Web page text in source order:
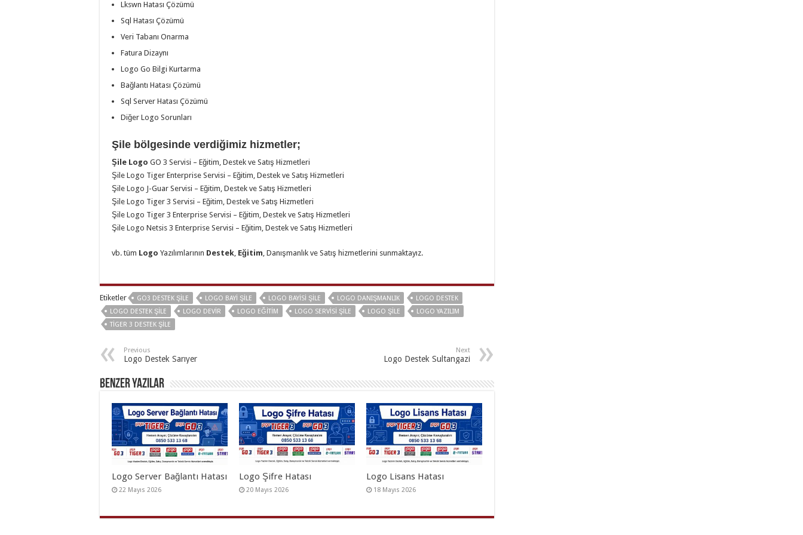
Lkswn Hatası Çözümü
Sql Hatası Çözümü
Veri Tabanı Onarma
Fatura Dizaynı
Logo Go Bilgi Kurtarma
Bağlantı Hatası Çözümü
Sql Server Hatası Çözümü
Diğer Logo Sorunları
Şile bölgesinde verdiğimiz hizmetler;
Şile Logo GO 3 Servisi – Eğitim, Destek ve Satış Hizmetleri
Şile Logo Tiger Enterprise Servisi – Eğitim, Destek ve Satış Hizmetleri
Şile Logo J-Guar Servisi – Eğitim, Destek ve Satış Hizmetleri
Şile Logo Tiger 3 Servisi – Eğitim, Destek ve Satış Hizmetleri
Şile Logo Tiger 3 Enterprise Servisi – Eğitim, Destek ve Satış Hizmetleri
Şile Logo Netsis 3 Enterprise Servisi – Eğitim, Destek ve Satış Hizmetleri
vb. tüm Logo Yazılımlarının Destek, Eğitim, Danışmanlık ve Satış hizmetlerini sunmaktayız.
Etiketler GO3 DESTEK ŞILE LOGO BAYI ŞILE LOGO BAYISI ŞILE LOGO DANIŞMANLIK
LOGO DESTEK
LOGO DESTEK ŞILE
LOGO DEVIR LOGO EĞITIM LOGO SERVISI ŞILE LOGO ŞILE
LOGO YAZILIM
TIGER 3 DESTEK ŞILE
Previous
Logo Destek Sarıyer
Next
Logo Destek Sultangazi
Benzer Yazılar
Logo Server Bağlantı Hatası
22 Mayıs 2026
Logo Şifre Hatası
20 Mayıs 2026
Logo Lisans Hatası
18 Mayıs 2026